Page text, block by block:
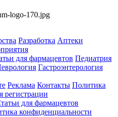
Разработка Аптеки
для фармацевтов Педиатрия
Гастроэнтерология
Реклама Контакты Политика
регистрации
для фармацевтов
конфиденциальности